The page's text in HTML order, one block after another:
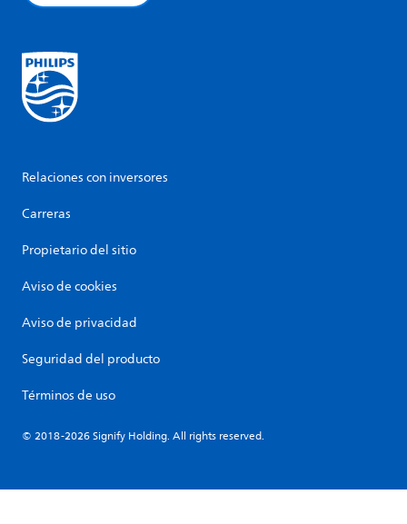
Relaciones con inversores
Carreras
Propietario del sitio
Aviso de cookies
Aviso de privacidad
Seguridad del producto
Términos de uso
© 2018-2026 Signify Holding. All rights reserved.